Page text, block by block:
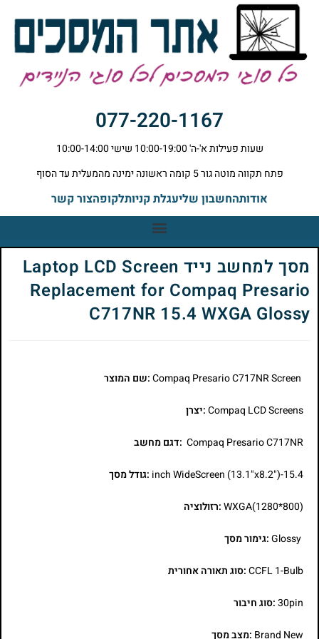
077-220-1167
שעות פעילות א'-ה' 10:00-19:00 שישי 10:00-14:00
פתח תקווה מוטה גור 5 קומה ראשונה ימינה מהמעלית עד הסוף
אודותהחשבון שליעגלת קניותלקופהצור קשר
מסך למחשב נייד Laptop LCD Screen
Replacement for Compaq Presario
C717NR 15.4 WXGA Glossy
:שם המוצר
Compaq LCD Screens:יצרן
Compaq Presario C717NR :דגם מחשב
15.4-inch WideScreen (13.1"x8.2") :גודל מסך
WXGA(1280*800):רזולוציה
Glossy:גימור מסך
CCFL 1-Bulb:סוג תאורה אחורית
30pin:סוג חיבור
Brand New :מצב מסך